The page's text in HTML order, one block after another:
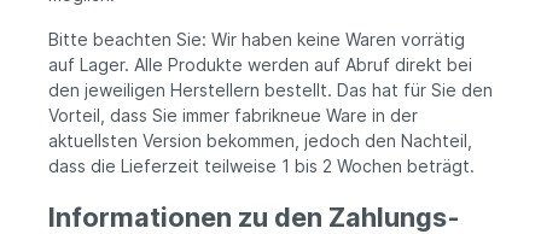
Bitte beachten Sie: Wir haben keine Waren vorrätig
auf Lager. Alle Produkte werden auf Abruf direkt bei
den jeweiligen Herstellern bestellt. Das hat für Sie den
Vorteil, dass Sie immer fabrikneue Ware in der
aktuellsten Version bekommen, jedoch den Nachteil,
dass die Lieferzeit teil­weise 1 bis 2 Wochen beträgt.
Informationen zu den Zahlungs­